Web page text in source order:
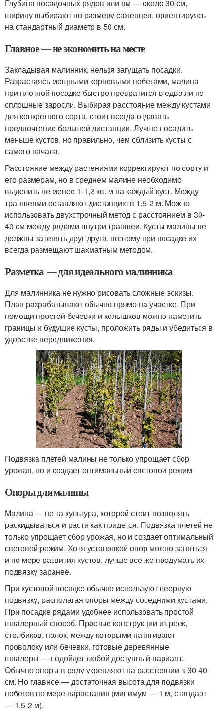
Глубина посадочных рядов или ям — около 30 см,
ширину выбирают по размеру саженцев, ориентируясь
на стандартный диаметр в 50 см.
Главное — не экономить на месте
Закладывая малинник, нельзя загущать посадки.
Разрастаясь мощными корневыми побегами, малина
при плотной посадке быстро превратится в едва ли не
сплошные заросли. Выбирая расстояние между кустами
для конкретного сорта, стоит всегда отдавать
предпочтение большей дистанции. Лучше посадить
меньше кустов, но правильно, чем сблизить кусты с
самого начала.
Расстояние между растениями корректируют по сорту и
его размерам, но в среднем малине необходимо
выделить не менее 1-1,2 кв. м на каждый куст. Между
траншеями оставляют дистанцию в 1,5-2 м. Можно
использовать двухстрочный метод с расстоянием в 30-
40 см между рядами внутри траншеи. Кусты малины не
должны затенять друг друга, поэтому при посадке их
всегда размещают шахматным методом.
Разметка — для идеального малинника
Для малинника не нужно рисовать сложные эскизы.
План разрабатывают обычно прямо на участке. При
помощи простой бечевки и колышков можно наметить
границы и будущие кусты, проложить ряды и убедиться в
удобстве передвижения.
Подвязка плетей малины не только упрощает сбор
урожая, но и создает оптимальный световой режим
Опоры для малины
Малина — не та культура, которой стоит позволять
раскидываться и расти как придется. Подвязка плетей не
только упрощает сбор урожая, но и создает оптимальный
световой режим. Хотя установкой опор можно заняться
и по мере развития кустов, лучше все же продумать их
подвязку заранее.
При кустовой посадке обычно используют веерную
подвязку, располагая опоры между соседними кустами.
При посадке рядами удобнее использовать простой
шпалерный способ. Простые конструкции из реек,
столбиков, палок, между которыми натягивают
проволоку или бечевки, готовые деревянные
шпалеры — подойдет любой доступный вариант.
Обычно опоры в ряду укрепляют на расстоянии в 30-40
см. Но главное — достаточная высота для подвязки
побегов по мере нарастания (минимум — 1 м, стандарт
— 1,5-2 м).